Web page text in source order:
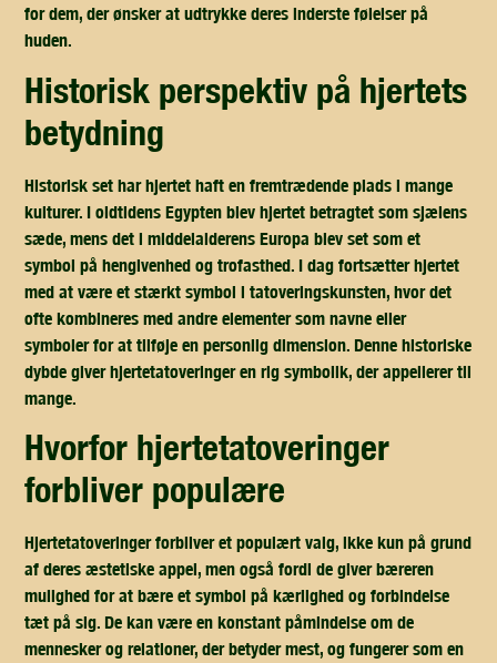
for dem, der ønsker at udtrykke deres inderste følelser på
huden.
historisk perspektiv på hjertets
betydning
Historisk set har hjertet haft en fremtrædende plads i mange
kulturer. I oldtidens Egypten blev hjertet betragtet som sjælens
sæde, mens det i middelalderens Europa blev set som et
symbol på hengivenhed og trofasthed. I dag fortsætter hjertet
med at være et stærkt symbol i tatoveringskunsten, hvor det
ofte kombineres med andre elementer som navne eller
symboler for at tilføje en personlig dimension. Denne historiske
dybde giver hjertetatoveringer en rig symbolik, der appellerer til
mange.
hvorfor hjertetatoveringer
forbliver populære
Hjertetatoveringer forbliver et populært valg, ikke kun på grund
af deres æstetiske appel, men også fordi de giver bæreren
mulighed for at bære et symbol på kærlighed og forbindelse
tæt på sig. De kan være en konstant påmindelse om de
mennesker og relationer, der betyder mest, og fungerer som en